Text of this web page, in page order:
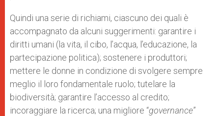
Quindi una serie di richiami, ciascuno dei quali è
accompagnato da alcuni suggerimenti: garantire i
diritti umani (la vita, il cibo, l’acqua, l’educazione, la
partecipazione politica); sostenere i produttori;
mettere le donne in condizione di svolgere sempre
meglio il loro fondamentale ruolo; tutelare la
biodiversità; garantire l’accesso al credito;
incoraggiare la ricerca; una migliore “governance”